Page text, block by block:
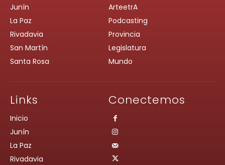
Junín
La Paz
Rivadavia
San Martín
Santa Rosa
ArteetrA
Podcasting
Provincia
Legislatura
Mundo
Links
Inicio
Junín
La Paz
Rivadavia
Conectemos